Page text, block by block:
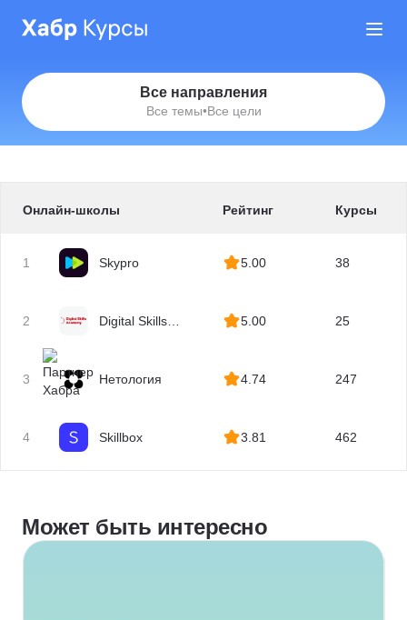
Все направления
Все темы•Все цели
Онлайн-школы Рейтинг Курсы
1 Skypro 5.00 38
2
Digital Skills
5.00 25
3 Нетология 4.74 247
4 Skillbox 3.81 462
Может быть интересно